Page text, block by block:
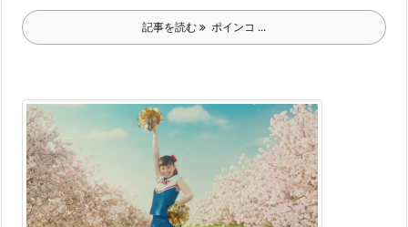
記事を読む ポインコ ...